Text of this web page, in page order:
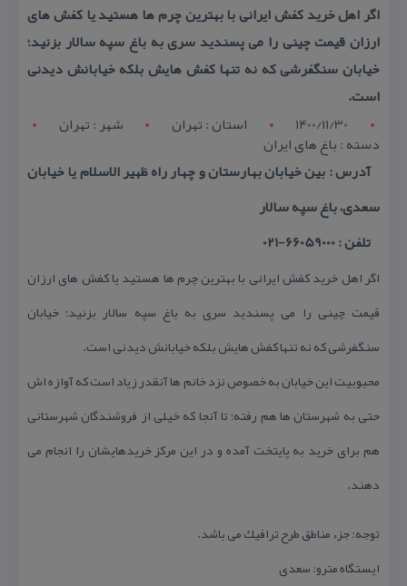
اگر اهل خرید كفش ایرانی با بهترین چرم ها هستید یا كفش های
ارزان قیمت چینی را می پسندید سری به باغ سپه سالار بزنید؛
خیابان سنگفرشی كه نه تنها كفش هایش بلكه خیابانش دیدنی
است.
1400/11/30
استان : تهران شهر : تهران
دسته : باغ های ایران
آدرس : بین خیابان بهارستان و چهار راه ظهیر الاسلام یا خیابان
سعدی، باغ سپه سالار
تلفن : 66059000-021
اگر اهل خرید كفش ایرانی با بهترین چرم ها هستید یا كفش های ارزان
قیمت چینی را می پسندید سری به باغ سپه سالار بزنید؛ خیابان
سنگفرشی كه نه تنها كفش هایش بلكه خیابانش دیدنی است.
محبوبیت این خیابان به خصوص نزد خانم ها آنقدر زیاد است كه آوازه اش
حتی به شهرستان ها هم رفته؛ تا آنجا كه خیلی از فروشندگان شهرستانی
هم برای خرید به پایتخت آمده و در این مركز خریدهایشان را انجام می
دهند.
توجه: جزء مناطق طرح ترافیك می باشد.
ایستگاه مترو: سعدی